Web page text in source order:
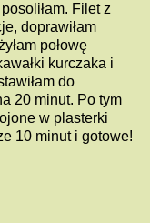
Filet z
doprawiłam
połowę
kurczaka i
do
20 minut. Po tym
w plasterki
10 minut i gotowe!